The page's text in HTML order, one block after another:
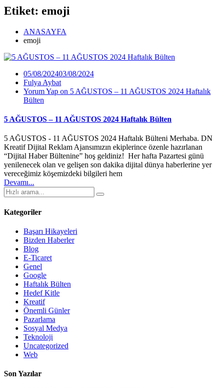
Etiket: emoji
ANASAYFA
emoji
05/08/202403/08/2024
Fulya Aybat
Yorum Yap on 5 AĞUSTOS – 11 AĞUSTOS 2024 Haftalık
Bülten
5 AĞUSTOS – 11 AĞUSTOS 2024 Haftalık Bülten
5 AĞUSTOS - 11 AĞUSTOS 2024 Haftalık Bülteni Merhaba. DN
Kreatif Dijital Reklam Ajansımızın ekiplerince özenle hazırlanan
“Dijital Haber Bültenine” hoş geldiniz! Her hafta Pazartesi günü
yenilenecek olan ve gelişen son dakika dijital dünya haberlerine yer
vereceğimiz köşemizdeki bilgileri hem
Devamı...
Kategoriler
Başarı Hikayeleri
Bizden Haberler
Blog
E-Ticaret
Genel
Google
Haftalık Bülten
Hedef Kitle
Kreatif
Önemli Günler
Pazarlama
Sosyal Medya
Teknoloji
Uncategorized
Web
Son Yazılar